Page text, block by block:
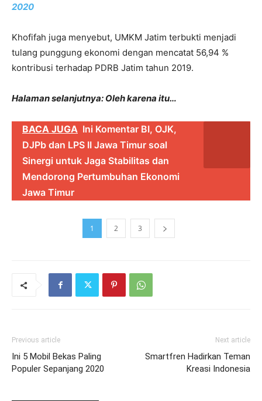
2020
Khofifah juga menyebut, UMKM Jatim terbukti menjadi
tulang punggung ekonomi dengan mencatat 56,94 %
kontribusi terhadap PDRB Jatim tahun 2019.
Halaman selanjutnya: Oleh karena itu…
BACA JUGA Ini Komentar BI, OJK,
DJPb dan LPS II Jawa Timur soal
Sinergi untuk Jaga Stabilitas dan
Mendorong Pertumbuhan Ekonomi
Jawa Timur
1 2 3
Previous article
Ini 5 Mobil Bekas Paling
Populer Sepanjang 2020
Next article
Smartfren Hadirkan Teman
Kreasi Indonesia